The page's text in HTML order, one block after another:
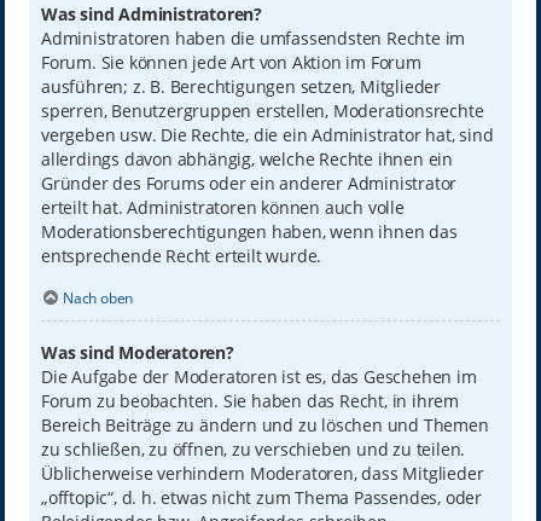
Was sind Administratoren?
Administratoren haben die umfassendsten Rechte im
Forum. Sie können jede Art von Aktion im Forum
ausführen; z. B. Berechtigungen setzen, Mitglieder
sperren, Benutzergruppen erstellen, Moderationsrechte
vergeben usw. Die Rechte, die ein Administrator hat, sind
allerdings davon abhängig, welche Rechte ihnen ein
Gründer des Forums oder ein anderer Administrator
erteilt hat. Administratoren können auch volle
Moderationsberechtigungen haben, wenn ihnen das
entsprechende Recht erteilt wurde.
Nach oben
Was sind Moderatoren?
Die Aufgabe der Moderatoren ist es, das Geschehen im
Forum zu beobachten. Sie haben das Recht, in ihrem
Bereich Beiträge zu ändern und zu löschen und Themen
zu schließen, zu öffnen, zu verschieben und zu teilen.
Üblicherweise verhindern Moderatoren, dass Mitglieder
„offtopic“, d. h. etwas nicht zum Thema Passendes, oder